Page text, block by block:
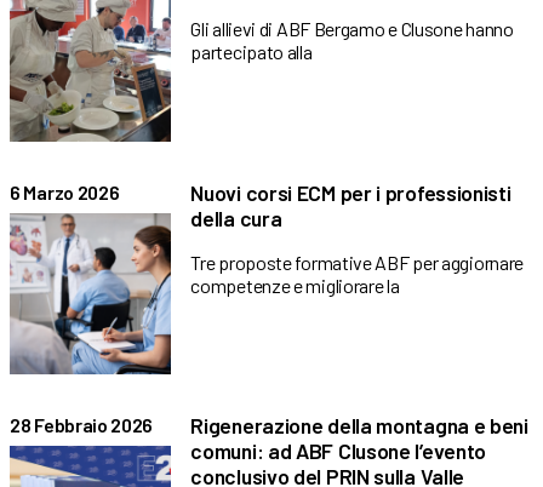
Gli allievi di ABF Bergamo e Clusone hanno
partecipato alla
6 Marzo 2026
Nuovi corsi ECM per i professionisti
della cura
Tre proposte formative ABF per aggiornare
competenze e migliorare la
28 Febbraio 2026
Rigenerazione della montagna e beni
comuni: ad ABF Clusone l’evento
conclusivo del PRIN sulla Valle